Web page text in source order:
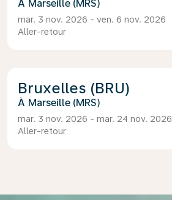
Marseille (MRS)
mar. 3 nov. 2026 - ven. 6 nov. 2026
Aller-retour
Bruxelles (BRU)
Marseille (MRS)
mar. 3 nov. 2026 - mar. 24 nov. 2026
Aller-retour